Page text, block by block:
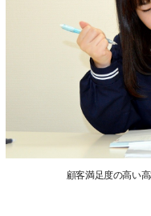
顧客満足度の高い